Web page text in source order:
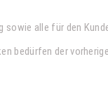
alle für den
bedürfen der